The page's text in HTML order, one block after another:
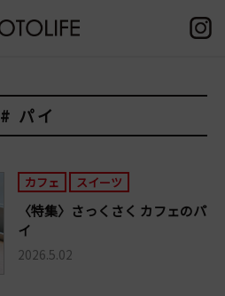
# パイ
カフェ スイーツ
〈特集〉さっくさく カフェのパ
イ
2026.5.02